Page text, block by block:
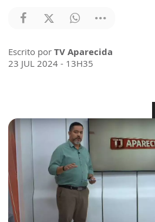
Escrito por TV Aparecida
23 JUL 2024 - 13H35